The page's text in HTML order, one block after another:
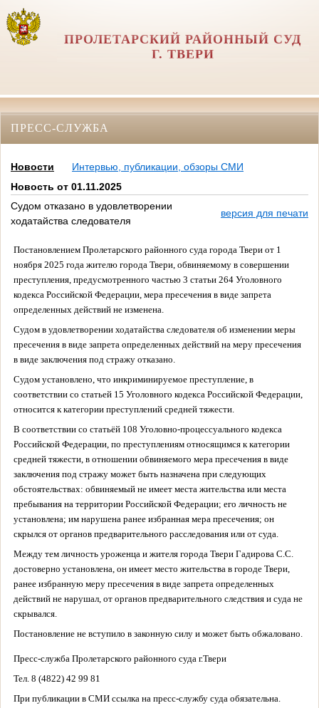
ПРОЛЕТАРСКИЙ РАЙОННЫЙ СУД
Г. ТВЕРИ
ПРЕСС-СЛУЖБА
Новости
Интервью, публикации, обзоры СМИ
Новость от 01.11.2025
Судом отказано в удовлетворении
ходатайства следователя
версия для печати
Постановлением Пролетарского районного суда города Твери от 1
ноября 2025 года жителю города Твери, обвиняемому в совершении
преступления, предусмотренного частью 3 статьи 264 Уголовного
кодекса Российской Федерации, мера пресечения в виде запрета
определенных действий не изменена.
Судом в удовлетворении ходатайства следователя об изменении меры
пресечения в виде запрета определенных действий на меру пресечения
в виде заключения под стражу отказано.
Судом установлено, что инкриминируемое преступление, в
соответствии со статьей 15 Уголовного кодекса Российской Федерации,
относится к категории преступлений средней тяжести.
В соответствии со статьёй 108 Уголовно-процессуального кодекса
Российской Федерации, по преступлениям относящимся к категории
средней тяжести, в отношении обвиняемого мера пресечения в виде
заключения под стражу может быть назначена при следующих
обстоятельствах: обвиняемый не имеет места жительства или места
пребывания на территории Российской Федерации; его личность не
установлена; им нарушена ранее избранная мера пресечения; он
скрылся от органов предварительного расследования или от суда.
Между тем личность уроженца и жителя города Твери Гадирова С.С.
достоверно установлена, он имеет место жительства в городе Твери,
ранее избранную меру пресечения в виде запрета определенных
действий не нарушал, от органов предварительного следствия и суда не
скрывался.
Постановление не вступило в законную силу и может быть обжаловано.
Пресс-служба Пролетарского районного суда г.Твери
Тел. 8 (4822) 42 99 81
При публикации в СМИ ссылка на пресс-службу суда обязательна.